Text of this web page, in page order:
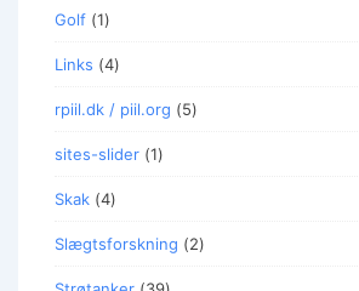
Golf (1)
Links (4)
rpiil.dk / piil.org (5)
sites-slider (1)
Skak (4)
Slægtsforskning (2)